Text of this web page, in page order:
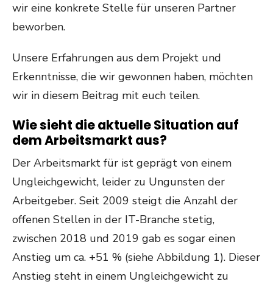
wir eine konkrete Stelle für unseren Partner
beworben.
Unsere Erfahrungen aus dem Projekt und
Erkenntnisse, die wir gewonnen haben, möchten
wir in diesem Beitrag mit euch teilen.
Wie sieht die aktuelle Situation auf
dem Arbeitsmarkt aus?
Der Arbeitsmarkt für ist geprägt von einem
Ungleichgewicht, leider zu Ungunsten der
Arbeitgeber. Seit 2009 steigt die Anzahl der
offenen Stellen in der IT-Branche stetig,
zwischen 2018 und 2019 gab es sogar einen
Anstieg um ca. +51 % (siehe Abbildung 1). Dieser
Anstieg steht in einem Ungleichgewicht zu